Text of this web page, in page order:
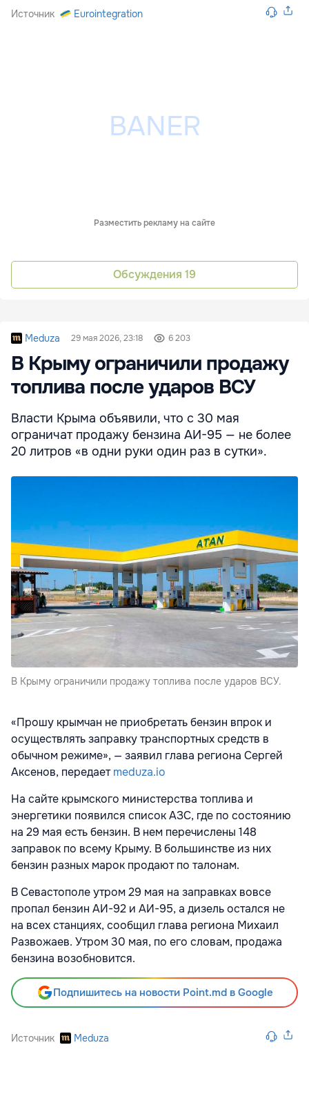
Источник Eurointegration
Разместить рекламу на сайте
Обсуждения 19
Meduza 29 мая 2026, 23:18 6 203
В Крыму ограничили продажу
топлива после ударов ВСУ
Власти Крыма объявили, что с 30 мая
ограничат продажу бензина АИ-95 — не более
20 литров «в одни руки один раз в сутки».
В Крыму ограничили продажу топлива после ударов ВСУ.
«Прошу крымчан не приобретать бензин впрок и
осуществлять заправку транспортных средств в
обычном режиме», — заявил глава региона Сергей
Аксенов, передаетmeduza.io
На сайте крымского министерства топлива и
энергетики появился список АЗС, где по состоянию
на 29 мая есть бензин. В нем перечислены 148
заправок по всему Крыму. В большинстве из них
бензин разных марок продают по талонам.
В Севастополе утром 29 мая на заправках вовсе
пропал бензин АИ-92 и АИ-95, а дизель остался не
на всех станциях, сообщил глава региона Михаил
Развожаев. Утром 30 мая, по его словам, продажа
бензина возобновится.
Подпишитесь на новости Point.md в Google
Источник Meduza